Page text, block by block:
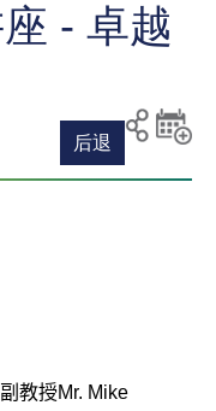
- 卓越
后退
教授Mr. Mike